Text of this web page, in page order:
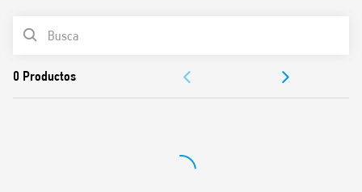
Variante compatible con ATEX/HazLoc Ex nC
LISTA DE PRODUCTOS
APROBACIONES